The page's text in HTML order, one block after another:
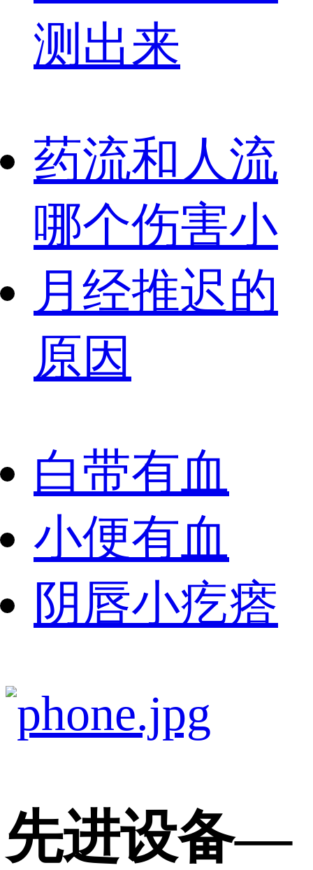
测出来
药流和人流
哪个伤害小
月经推迟的
原因
白带有血
小便有血
阴唇小疙瘩
先进设备—